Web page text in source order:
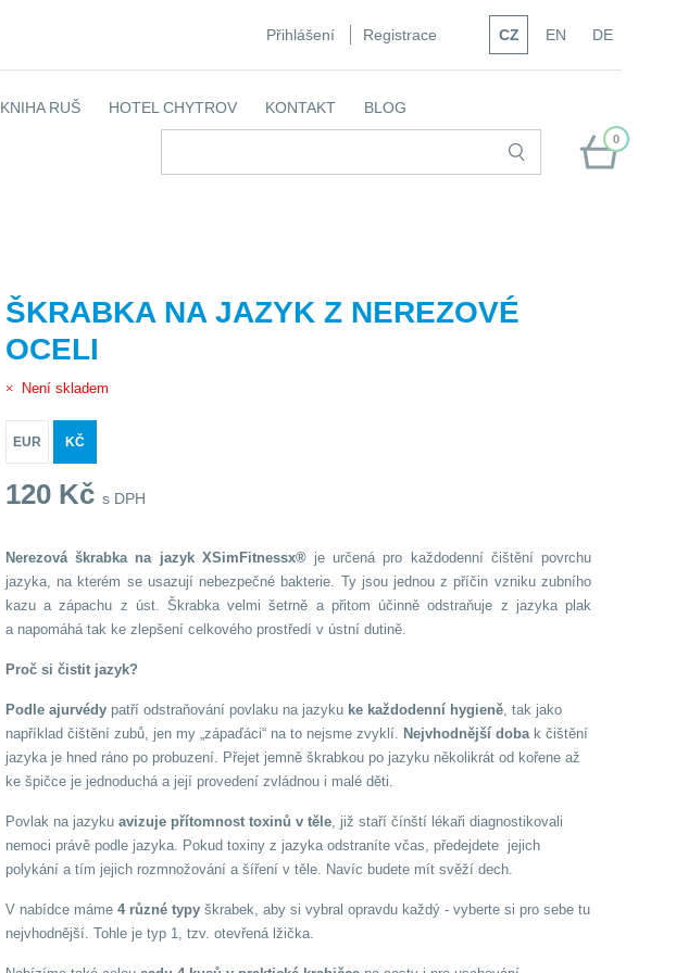
Přihlášení Registrace CZ EN DE
KNIHA RUŠ HOTEL CHYTROV KONTAKT BLOG
0
ŠKRABKA NA JAZYK Z NEREZOVÉ
OCELI
Není skladem
EUR KČ
120Kč s DPH
Nerezová škrabka na jazyk XSimFitnessx®je určená pro každodenní čištění povrchu
jazyka, na kterém se usazují nebezpečné bakterie. Ty jsou jednou z příčin vzniku zubního
kazu a zápachu z úst. Škrabka velmi šetrně a přitom účinně odstraňuje z jazyka plak
a napomáhá tak ke zlepšení celkového prostředí v ústní dutině.
Proč si čistit jazyk?
Podle ajurvédy patří odstraňování povlaku na jazyku ke každodenní hygieně, tak jako
například čištění zubů, jen my „zápaďáci“ na to nejsme zvyklí. Nejvhodnější doba k čištění
jazyka je hned ráno po probuzení. Přejet jemně škrabkou po jazyku několikrát od kořene až
ke špičce je jednoduchá a její provedení zvládnou i malé děti.
Povlak na jazyku avizuje přítomnost toxinů v těl e, již staří čínští lékaři diagnostikovali
nemoci právě podle jazyka. Pokud toxiny z jazyka odstraníte včas, předejdete jejich
polykání a tím jejich rozmnožování a šíření v těle. Navíc budete mít svěží dech.
V nabídce máme 4 různé typyškrabek, aby si vybral opravdu každý - vyberte si pro sebe tu
nejvhodnější. Tohle je typ 1, tzv. otevřená lžička.